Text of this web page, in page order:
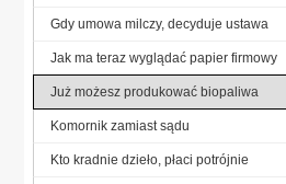
Gdy umowa milczy, decyduje ustawa
Jak ma teraz wyglądać papier firmowy
Już możesz produkować biopaliwa
Komornik zamiast sądu
Kto kradnie dzieło, płaci potrójnie